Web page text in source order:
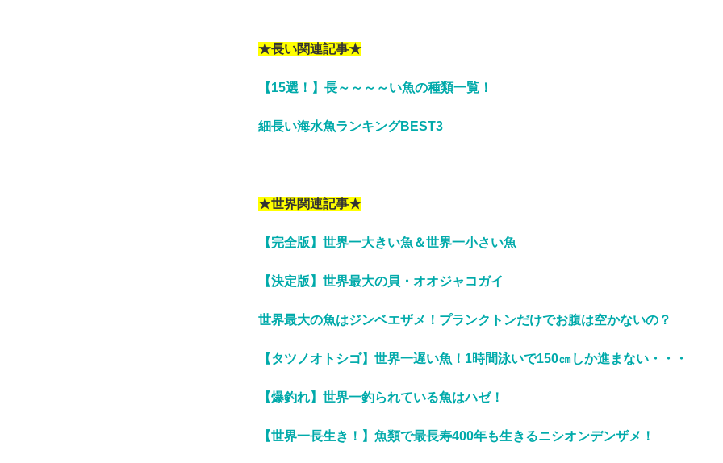
★長い関連記事★
【15選！】長～～～～い魚の種類一覧！
細長い海水魚ランキングBEST3
★世界関連記事★
【完全版】世界一大きい魚＆世界一小さい魚
【決定版】世界最大の貝・オオジャコガイ
世界最大の魚はジンベエザメ！プランクトンだけでお腹は空かないの？
【タツノオトシゴ】世界一遅い魚！1時間泳いで150㎝しか進まない・・・
【爆釣れ】世界一釣られている魚はハゼ！
【世界一長生き！】魚類で最長寿400年も生きるニシオンデンザメ！